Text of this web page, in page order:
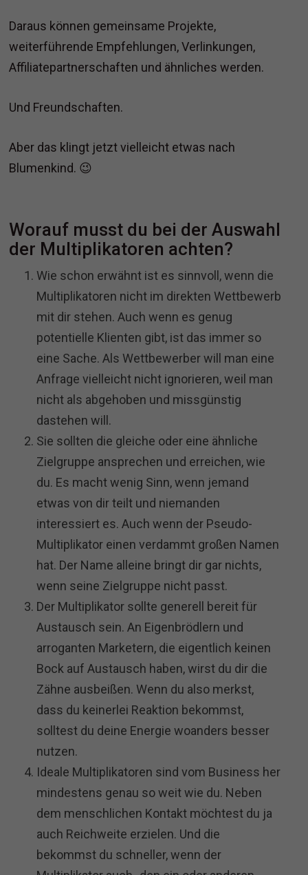
Daraus können gemeinsame Projekte,
weiterführende Empfehlungen, Verlinkungen,
Affiliatepartnerschaften und ähnliches werden.
Und Freundschaften.
Aber das klingt jetzt vielleicht etwas nach
Blumenkind. 😉
Worauf musst du bei der Auswahl
der Multiplikatoren achten?
Wie schon erwähnt ist es sinnvoll, wenn die
Multiplikatoren nicht im direkten Wettbewerb
mit dir stehen. Auch wenn es genug
potentielle Klienten gibt, ist das immer so
eine Sache. Als Wettbewerber will man eine
Anfrage vielleicht nicht ignorieren, weil man
nicht als abgehoben und missgünstig
dastehen will.
Sie sollten die gleiche oder eine ähnliche
Zielgruppe ansprechen und erreichen, wie
du. Es macht wenig Sinn, wenn jemand
etwas von dir teilt und niemanden
interessiert es. Auch wenn der Pseudo-
Multiplikator einen verdammt großen Namen
hat. Der Name alleine bringt dir gar nichts,
wenn seine Zielgruppe nicht passt.
Der Multiplikator sollte generell bereit für
Austausch sein. An Eigenbrödlern und
arroganten Marketern, die eigentlich keinen
Bock auf Austausch haben, wirst du dir die
Zähne ausbeißen. Wenn du also merkst,
dass du keinerlei Reaktion bekommst,
solltest du deine Energie woanders besser
nutzen.
Ideale Multiplikatoren sind vom Business her
mindestens genau so weit wie du. Neben
dem menschlichen Kontakt möchtest du ja
auch Reichweite erzielen. Und die
bekommst du schneller, wenn der